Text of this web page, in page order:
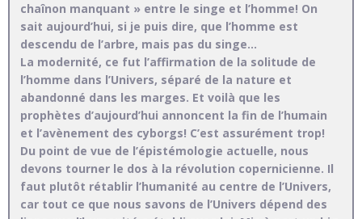
chaînon manquant » entre le singe et l’homme! On
sait aujourd’hui, si je puis dire, que l’homme est
descendu de l’arbre, mais pas du singe…
La modernité, ce fut l’affirmation de la solitude de
l’homme dans l’Univers, séparé de la nature et
abandonné dans les marges. Et voilà que les
prophètes d’aujourd’hui annoncent la fin de l’humain
et l’avènement des cyborgs! C’est assurément trop!
Du point de vue de l’épistémologie actuelle, nous
devons tourner le dos à la révolution copernicienne. Il
faut plutôt rétablir l’humanité au centre de l’Univers,
car tout ce que nous savons de l’Univers dépend des